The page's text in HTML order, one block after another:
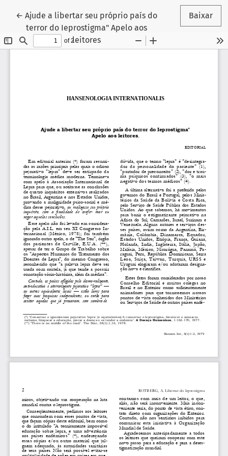
←Voltar aos Detalhes do Artigo
Ajude a libertar seu próprio país do
terror do Ieprostigma" Apelo aos
leitores
Baixar